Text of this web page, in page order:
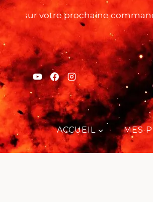
Aller
contenu
10% sur votre prochaine
ACCUEIL MES